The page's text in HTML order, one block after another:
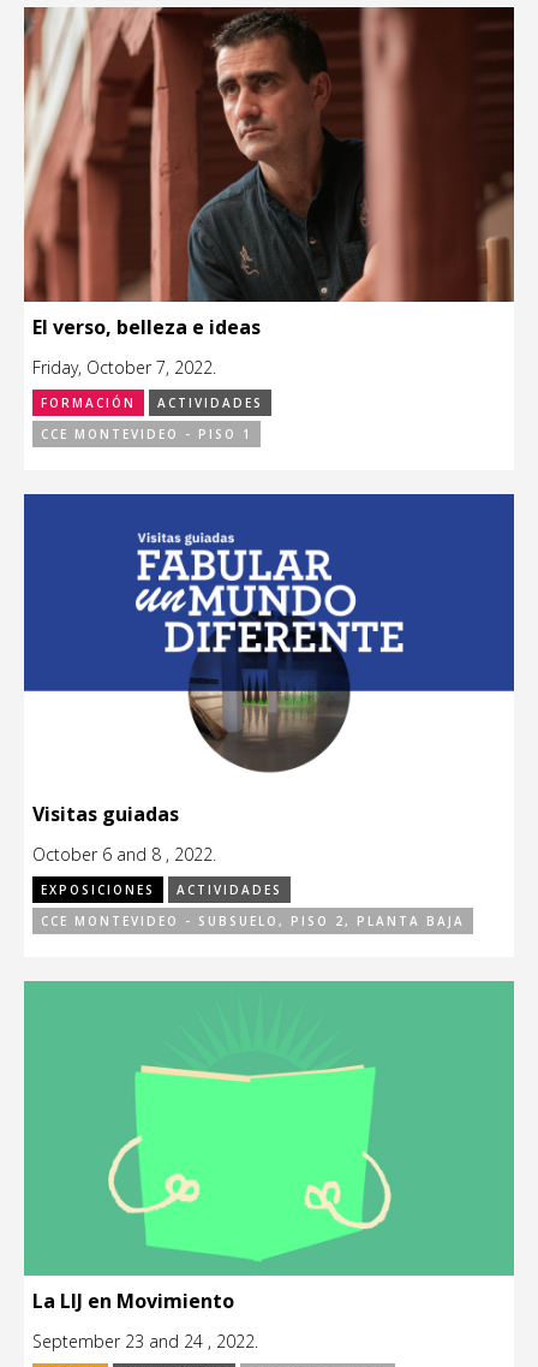
El verso, belleza e ideas
Friday, October 7, 2022.
FORMACIÓN
ACTIVIDADES
CCE MONTEVIDEO - PISO 1
Visitas guiadas
October 6 and 8 , 2022.
EXPOSICIONES
ACTIVIDADES
CCE MONTEVIDEO - SUBSUELO, PISO 2, PLANTA BAJA
La LIJ en Movimiento
September 23 and 24 , 2022.